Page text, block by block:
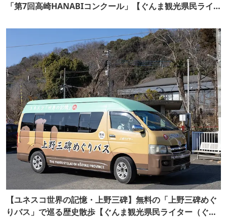
「第7回高崎HANABIコンクール」【ぐんま観光県民ライ
【ユネスコ世界の記憶・上野三碑】無料の「上野三碑めぐ
りバス」で巡る歴史散歩【ぐんま観光県民ライター（ぐん